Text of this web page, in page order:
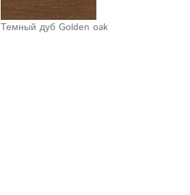
Темный дуб Golden oak